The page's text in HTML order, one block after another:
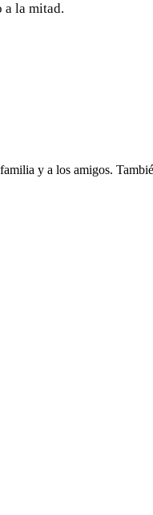
a la mitad.
y a los amigos.